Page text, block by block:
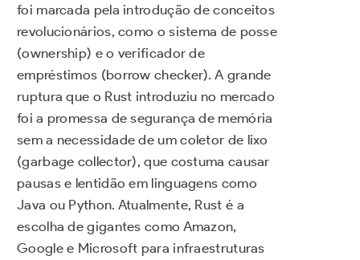
foi marcada pela introdução de conceitos
revolucionários, como o sistema de posse
(ownership) e o verificador de
empréstimos (borrow checker). A grande
ruptura que o Rust introduziu no mercado
foi a promessa de segurança de memória
sem a necessidade de um coletor de lixo
(garbage collector), que costuma causar
pausas e lentidão em linguagens como
Java ou Python. Atualmente, Rust é a
escolha de gigantes como Amazon,
Google e Microsoft para infraestruturas